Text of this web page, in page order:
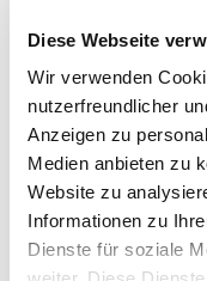
Diese Webseite
Wir verwenden
nutzerfreundlicher
Anzeigen zu
Medien anbieten zu
Website zu
Informationen zu
Dienste für soziale
und getätigte
der
die Organisation
Die Teilnehmer
„Co ntracting: